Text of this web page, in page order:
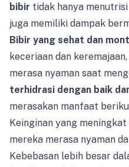
bibir tidak hanya
juga memiliki dampak
Bibir yang sehat dan
keceriaan dan
merasa nyaman saat
terhidrasi dengan baik
merasakan manfaat
Keinginan yang
mereka merasa nyaman
Kebebasan lebih besar